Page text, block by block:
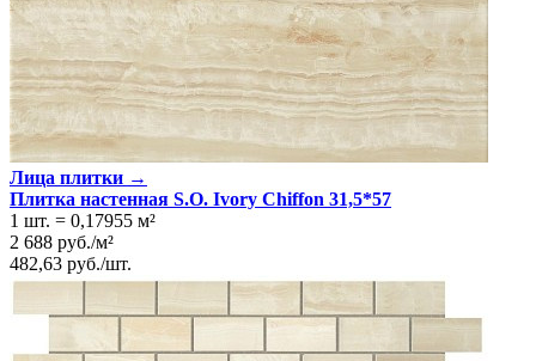
Лица плитки →
Плитка настенная S.O. Ivory Chiffon 31,5*57
1 шт. = 0,17955 м²
2 688 руб./м²
482,63 руб./шт.